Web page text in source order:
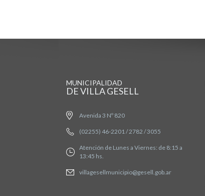
MUNICIPALIDAD
DE VILLA GESELL
Avenida 3 Nº 820
(02255) 46-2201 / 2782 / 3055
Atención de Lunes a Viernes: de 8:15 a
13:45 hs.
villagesellmunicipio@gesell.gob.ar